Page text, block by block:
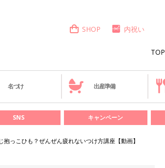
TOP
SHOP 内祝い
名づけ 出産準備
SNS キャンペーン
抱っこひも？ぜんぜん疲れないつけ方講座【動画】